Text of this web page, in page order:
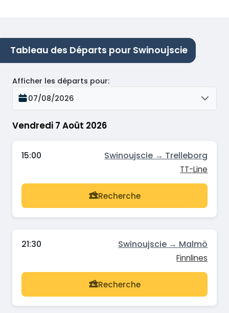
Tableau des Départs pour Swinoujscie
Vendredi 7 Août 2026
Afficher les départs pour:
07/08/2026
15:00 Swinoujscie → Trelleborg
TT-Line
Recherche
21:30 Swinoujscie → Malmö
Finnlines
Recherche